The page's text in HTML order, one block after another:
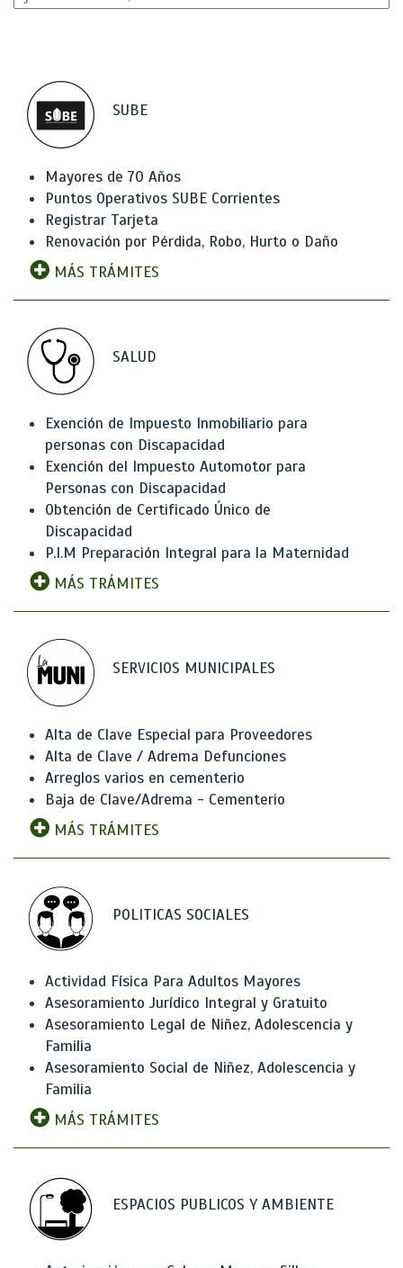
SUBE
Mayores de 70 Años
Puntos Operativos SUBE Corrientes
Registrar Tarjeta
Renovación por Pérdida, Robo, Hurto o Daño
MÁS TRÁMITES
SALUD
Exención de Impuesto Inmobiliario para
personas con Discapacidad
Exención del Impuesto Automotor para
Personas con Discapacidad
Obtención de Certificado Único de
Discapacidad
P.I.M Preparación Integral para la Maternidad
MÁS TRÁMITES
SERVICIOS MUNICIPALES
Alta de Clave Especial para Proveedores
Alta de Clave / Adrema Defunciones
Arreglos varios en cementerio
Baja de Clave/Adrema - Cementerio
MÁS TRÁMITES
POLITICAS SOCIALES
Actividad Física Para Adultos Mayores
Asesoramiento Jurídico Integral y Gratuito
Asesoramiento Legal de Niñez, Adolescencia y
Familia
Asesoramiento Social de Niñez, Adolescencia y
Familia
MÁS TRÁMITES
ESPACIOS PUBLICOS Y AMBIENTE